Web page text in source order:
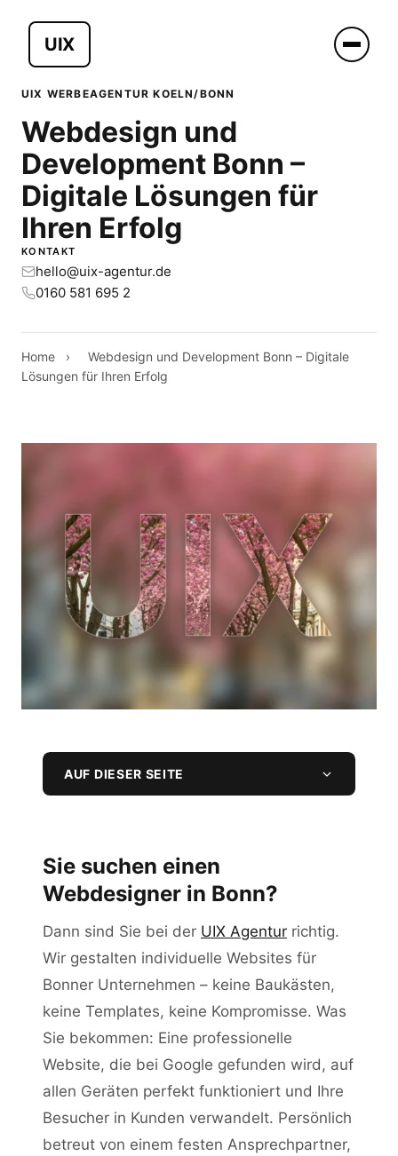
UIX
UIX WERBEAGENTUR KOELN/BONN
Webdesign und
Development Bonn –
Digitale Lösungen für
Ihren Erfolg
KONTAKT
hello@uix-agentur.de
0160 581 695 2
Home ›
Webdesign und Development Bonn – Digitale
Lösungen für Ihren Erfolg
AUF DIESER SEITE
Warum Bonner Unternehmen
professionelles Webdesign brauchen
Unsere Webdesign-Leistungen für
Bonn
Für wen wir in Bonn arbeiten
Warum UIX Agentur als Ihr
Webdesigner in Bonn?
Sie suchen einen
Webdesigner in Bonn?
Dann sind Sie bei der UIX Agentur richtig.
Wir gestalten individuelle Websites für
Bonner Unternehmen – keine Baukästen,
keine Templates, keine Kompromisse. Was
Sie bekommen: Eine professionelle
Website, die bei Google gefunden wird, auf
allen Geräten perfekt funktioniert und Ihre
Besucher in Kunden verwandelt. Persönlich
betreut von einem festen Ansprechpartner,